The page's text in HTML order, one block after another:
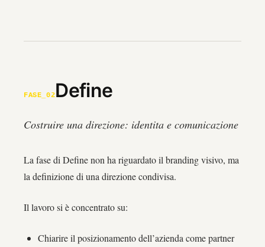
FASE_02Define
Costruire una direzione: identita e comunicazione
La fase di Define non ha riguardato il branding visivo, ma
la definizione di una direzione condivisa.
Il lavoro si è concentrato su:
Chiarire il posizionamento dell’azienda come partner